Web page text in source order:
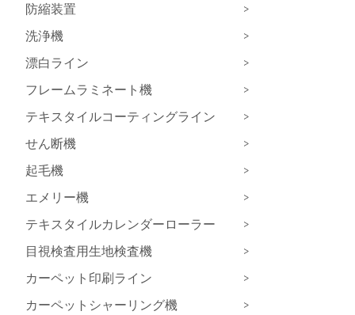
防縮装置
>
洗浄機
>
漂白ライン
>
フレームラミネート機
>
テキスタイルコーティングライン
>
せん断機
>
起毛機
>
エメリー機
>
テキスタイルカレンダーローラー
>
目視検査用生地検査機
>
カーペット印刷ライン
>
カーペットシャーリング機
>